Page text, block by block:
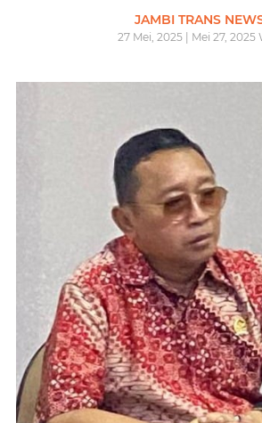
JAMBI TRANS
27 Mei, 2025 | Mei 27, 2025